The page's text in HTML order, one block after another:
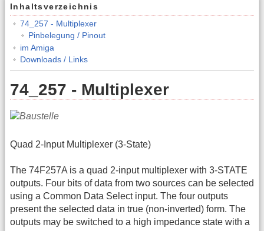
Inhaltsverzeichnis
74_257 - Multiplexer
Pinbelegung / Pinout
im Amiga
Downloads / Links
74_257 - Multiplexer
Quad 2-Input Multiplexer (3-State)
The 74F257A is a quad 2-input multiplexer with 3-STATE
outputs. Four bits of data from two sources can be selected
using a Common Data Select input. The four outputs
present the selected data in true (non-inverted) form. The
outputs may be switched to a high impedance state with a